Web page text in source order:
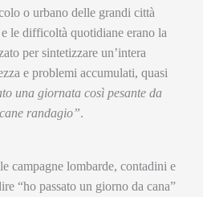
o urbano delle grandi città
le difficoltà quotidiane erano la
per sintetizzare un’intera
e problemi accumulati, quasi
una giornata così pesante da
randagio”.
campagne lombarde, contadini e
“ho passato un giorno da cana”